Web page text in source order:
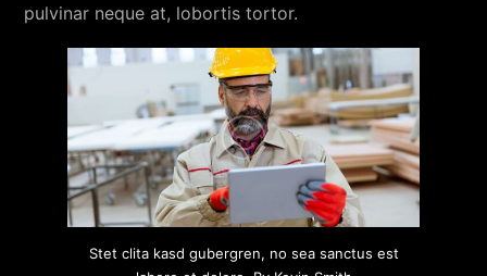
pulvinar neque at, lobortis tortor.
Stet clita kasd gubergren, no sea sanctus est